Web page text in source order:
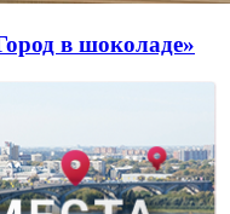
в шоколаде»